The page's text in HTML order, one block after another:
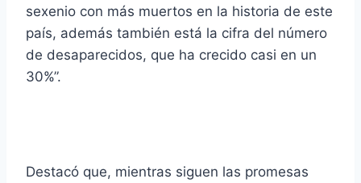
sexenio con más muertos en la historia de este
país, además también está la cifra del número
de desaparecidos, que ha crecido casi en un
30%”.
Destacó que, mientras siguen las promesas